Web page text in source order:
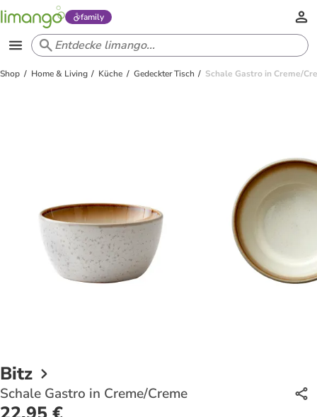
family
Shop Home & Living Küche Gedeckter Tisch Schale Gastro in Creme/
Bitz
Schale Gastro in Creme/Creme